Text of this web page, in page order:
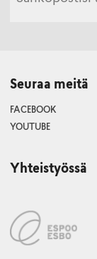
Seuraa meitä
FACEBOOK
YOUTUBE
Yhteistyössä